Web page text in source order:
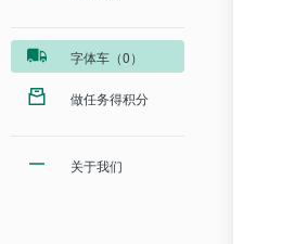
字体车（0）
做任务得积分
关于我们